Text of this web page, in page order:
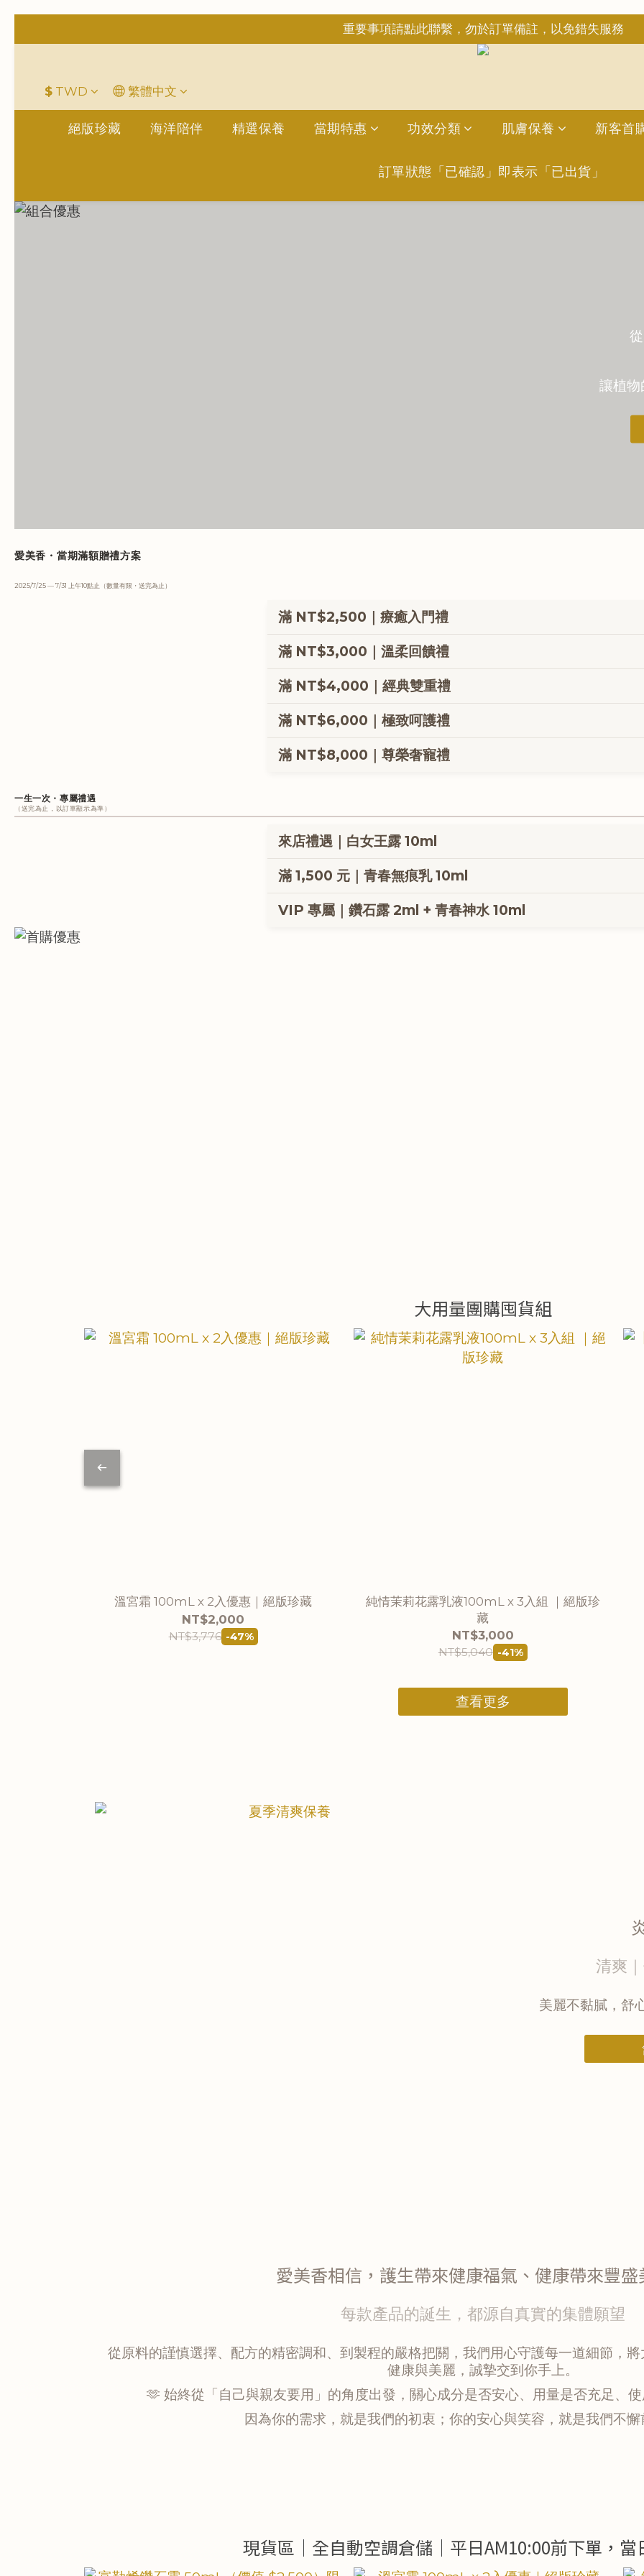
重要事項請點此聯繫，勿於訂單備註，以免錯失服務
重要事項請點此聯繫，勿於訂單備註，以免錯失服務
平日6:50前完成訂購，現貨品當日發貨｜訂單「已確認＝發貨
＋LINE好友折價100元✅歡迎LINE：＠aimershine 上班時間內專人回覆(WhatsAPP已
$ TWD 繁體中文
絕版珍藏 海洋陪伴 精選保養 當期特惠 功效分類 肌膚保養 新客首
訂單狀態「已確認」即表示「已出貨」
讓植
愛美香・當期滿額贈禮方案
2025/7/25 — 7/31 上午10點止（數量有限・送完為止）
滿 NT$2,500｜療癒入門禮
星光愛美香 私密沐浴露 40ml
滿 NT$3,000｜溫柔回饋禮
星光愛美香 私密沐浴露 40ml
3% 購物回饋金
滿 NT$4,000｜經典雙重禮
星光愛美香 私密沐浴露 40ml
3% 購物回饋金
滿 NT$6,000｜極致呵護禮
星光愛美香 私密沐浴露 40ml
3% 購物回饋金
滿 NT$8,000｜尊榮奢寵禮
物理防曬粉底乳SPF50 膚色款
一生一次・專屬禮遇
（送完為止，以訂單顯示為準）
來店禮遇｜白女王露 10ml
來店即可獲得
滿 1,500 元｜青春無痕乳 10ml
滿額加贈，數量有限
植萃修護，呵護敏弱肌
VIP 專屬｜鑽石露 2ml + 青春神水 10ml
大用量團購囤貨組
溫宮霜 100mL x 2入優惠｜絕版珍藏
NT$2,000
NT$3,776 -47%
純情茉莉花露乳液100mL x 3入組 ｜絕版珍
藏
NT$3,000
NT$5,040 -41%
查看更多
清爽
美麗不黏膩，舒
愛美香相信，護生帶來健康福氣、健康帶來豐
每款產品的誕生，都源自真實的集體願望
從原料的謹慎選擇、配方的精密調和、到製程的嚴格把關，我們用心守護每一道細節，
健康與美麗，誠摯交到你手上。
🫶 始終從「自己與親友要用」的角度出發，關心成分是否安心、用量是否充足、
因為你的需求，就是我們的初衷；你的安心與笑容，就是我們不
現貨區｜全自動空調倉儲｜平日AM10:00前下單，當